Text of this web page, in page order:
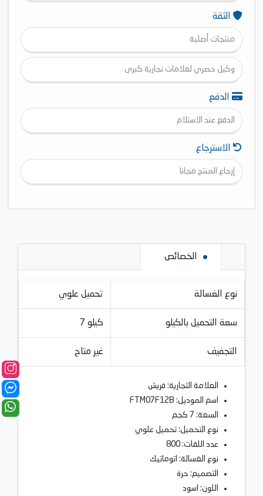
الثقة
منتجات أصلية
وكيل حصري لعلامات تجارية كبرى
الدفع
الدفع عند الاستلام
الاسترجاع
إرجاع المنتج مجانا
الخصائص
نوع الغسالة تحميل علوي
سعة التحميل بالكيلو 7 كيلو
التجفيف غير متاح
العلامة التجارية: فريش
اسم الموديل: FTM07F12B
السعة: 7 كجم
نوع التحميل: تحميل علوي
عدد اللفات: 800
نوع الغسالة: اتوماتيك
التصميم: حرة
اللون: اسود